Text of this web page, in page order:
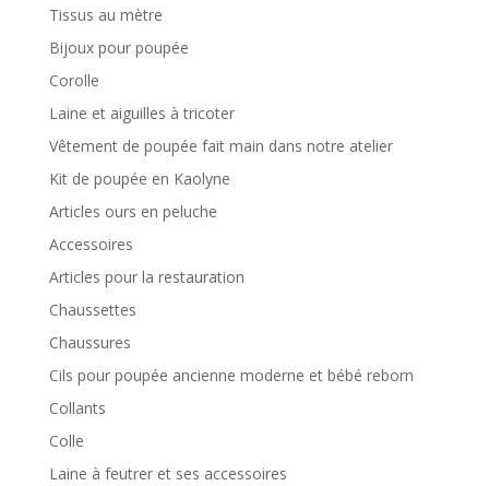
Tissus au mètre
Bijoux pour poupée
Corolle
Laine et aiguilles à tricoter
Vêtement de poupée fait main dans notre atelier
Kit de poupée en Kaolyne
Articles ours en peluche
Accessoires
Articles pour la restauration
Chaussettes
Chaussures
Cils pour poupée ancienne moderne et bébé reborn
Collants
Colle
Laine à feutrer et ses accessoires